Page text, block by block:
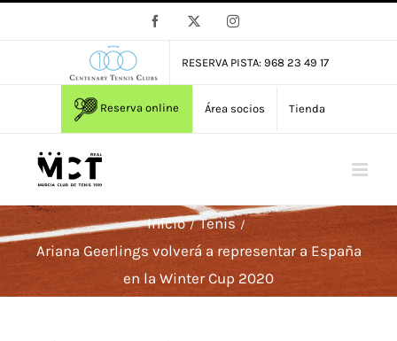
Facebook Instagram
RESERVA PISTA: 968 23 49 17
Reserva online Área socios Tienda
Inicio
Tenis
Ariana Geerlings volverá a representar a España
en la Winter Cup 2020